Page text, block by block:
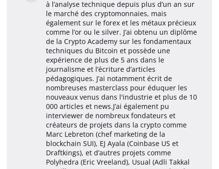
à l’analyse technique depuis plus d’un an sur
le marché des cryptomonnaies, mais
également sur le forex et les métaux précieux
comme l’or ou le silver. J’ai obtenu un diplôme
de la Crypto Academy sur les fondamentaux
techniques du Bitcoin et possède une
expérience de plus de 5 ans dans le
journalisme et l’écriture d’articles
pédagogiques. J’ai notamment écrit de
nombreuses masterclass pour éduquer les
nouveaux venus dans l'industrie et plus de 10
000 articles et news.J’ai également pu
interviewer de nombreux fondateurs et
créateurs de projets dans la crypto comme
Marc Lebreton (chef marketing de la
blockchain SUI), EJ Ayala (Coinbase US et
Draftkings), et d’autres projets comme
Polyhedra (Eric Vreeland), Usual (Adli Takkal